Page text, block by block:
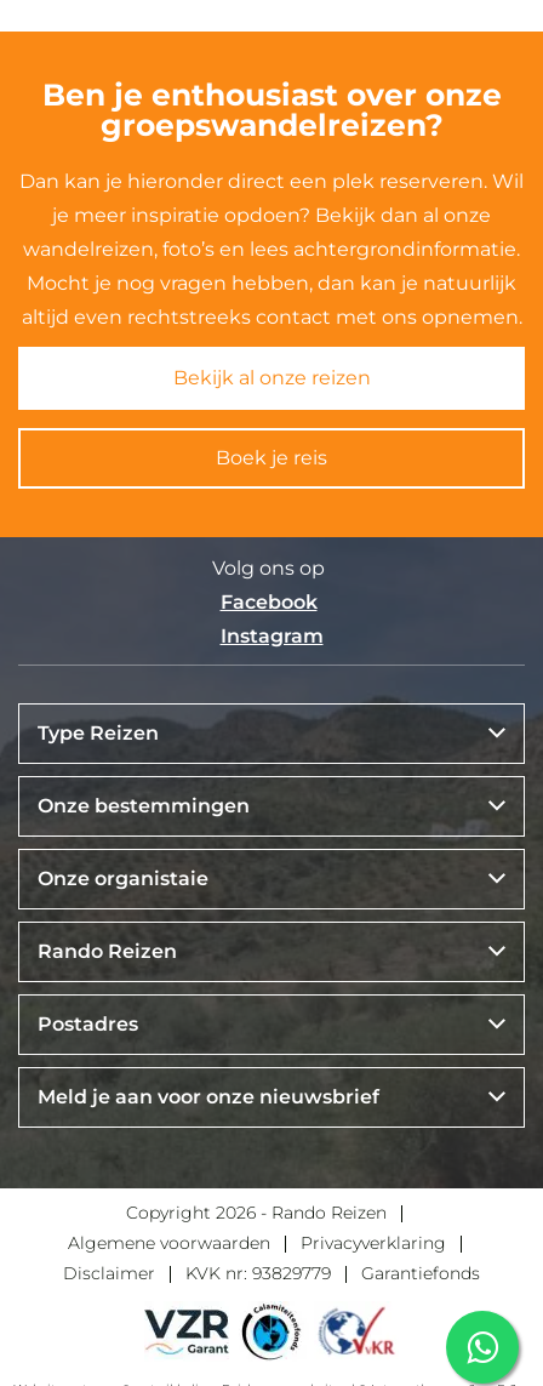
Ben je enthousiast over onze
groepswandelreizen?
Dan kan je hieronder direct een plek reserveren. Wil
je meer inspiratie opdoen? Bekijk dan al onze
wandelreizen, foto’s en lees achtergrondinformatie.
Mocht je nog vragen hebben, dan kan je natuurlijk
altijd even rechtstreeks contact met ons opnemen.
Bekijk al onze reizen
Boek je reis
Volg ons op
Facebook
Instagram
Type Reizen
Onze bestemmingen
Onze organistaie
Rando Reizen
Postadres
Meld je aan voor onze nieuwsbrief
Copyright 2026 - Rando Reizen
Algemene voorwaarden
Privacyverklaring
Disclaimer
KVK nr: 93829779 Garantiefonds